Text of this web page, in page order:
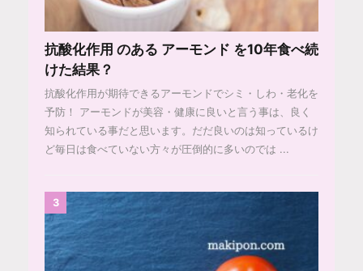
抗酸化作用 のある アーモンド を10年食べ続
けた結果？
抗酸化作用が期待できるアーモンドでシミ・しわ・老化を
予防！ アーモンドが美容・健康に良いと言う事は、良く
知られている事だと思います。だだ良いのは知っているけ
ど毎日は食べていない方々が圧倒的に多いのでは ...
3